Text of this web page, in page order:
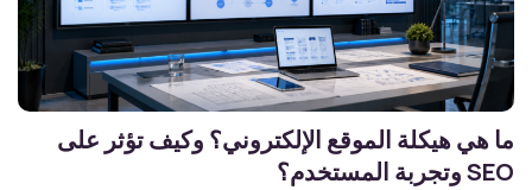
ما هي هيكلة الموقع الإلكتروني؟ وكيف تؤثر على
SEO وتجربة المستخدم؟